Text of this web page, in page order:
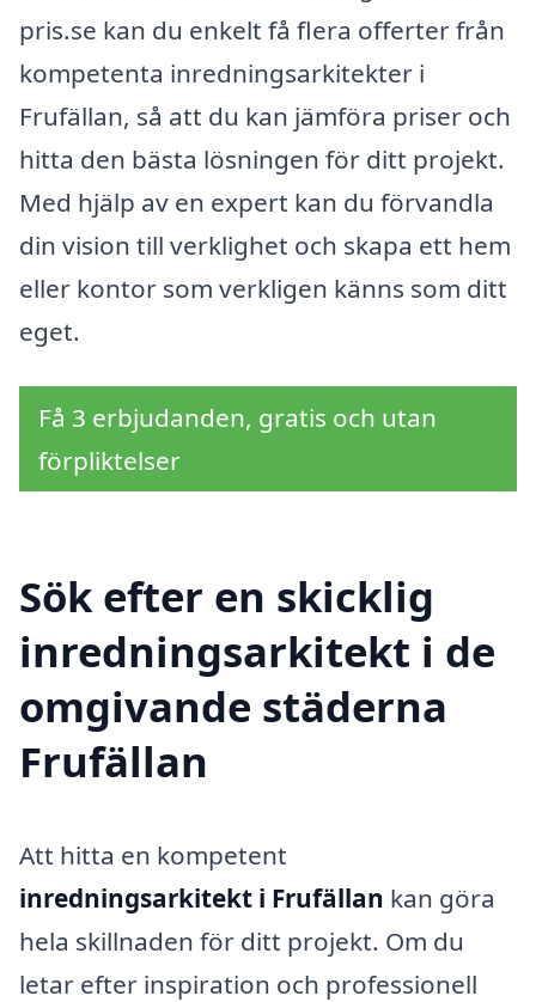
pris.se kan du enkelt få flera offerter från
kompetenta inredningsarkitekter i
Frufällan, så att du kan jämföra priser och
hitta den bästa lösningen för ditt projekt.
Med hjälp av en expert kan du förvandla
din vision till verklighet och skapa ett hem
eller kontor som verkligen känns som ditt
eget.
Få 3 erbjudanden, gratis och utan
förpliktelser
Sök efter en skicklig
inredningsarkitekt i de
omgivande städerna
Frufällan
Att hitta en kompetent
inredningsarkitekt i Frufällan kan göra
hela skillnaden för ditt projekt. Om du
letar efter inspiration och professionell